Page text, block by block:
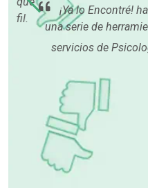
¡Ya lo Encontré! ha
una serie de
servicios de Psicología.